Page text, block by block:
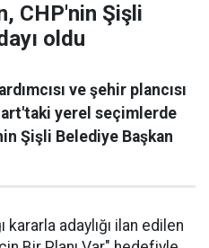
CHP'nin Şişli
oldu
ve şehir plancısı
yerel seçimlerde
Şişli Belediye Başkan
kararla adaylığı ilan edilen